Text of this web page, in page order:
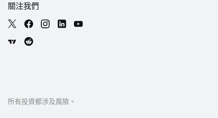
關注我們
所有投資都涉及風險。